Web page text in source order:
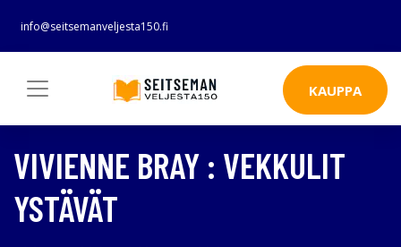
info@seitsemanveljesta150.fi
KAUPPA
VIVIENNE BRAY : VEKKULIT
YSTÄVÄT